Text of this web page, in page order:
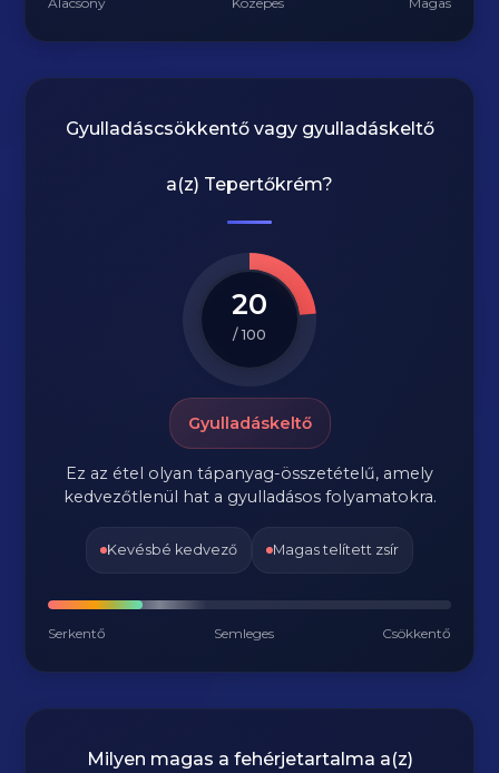
Gyulladáscsökkentő vagy gyulladáskeltő
a(z) Tepertőkrém?
20
/ 100
Gyulladáskeltő
Ez az étel olyan tápanyag-összetételű, amely
kedvezőtlenül hat a gyulladásos folyamatokra.
Kevésbé kedvező Magas telített zsír
Serkentő Semleges Csökkentő
Milyen magas a fehérjetartalma a(z)